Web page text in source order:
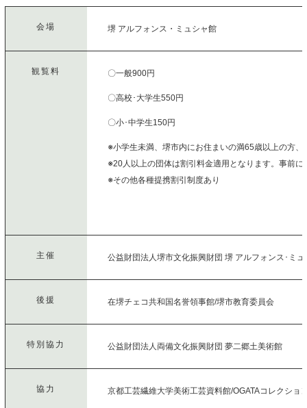
会場 堺 アルフォンス・ミュシャ館
観覧料 〇一般900円
〇高校･大学生550円
〇小･中学生150円
※小学生未満、堺市内にお住まいの満65歳以上の方
※20人以上の団体は割引料金適用となります。事前に
※その他各種提携割引制度あり
主催 公益財団法人堺市文化振興財団 堺 アルフォンス･ミ
後援 在堺チェコ共和国名誉領事館/堺市教育委員会
特別協力 公益財団法人両備文化振興財団 夢二郷土美術館
協力 京都工芸繊維大学美術工芸資料館/OGATAコレクショ